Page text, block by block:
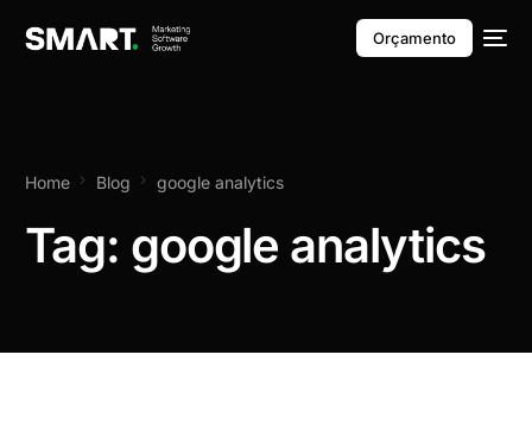
Orçamento
Home Blog google analytics
Tag: google analytics